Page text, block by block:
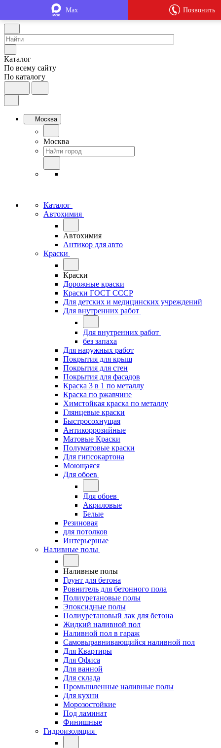
Каталог
По всему сайту
По каталогу
Москва
Москва
Каталог
Автохимия
Автохимия
Антикор для авто
Краски
Краски
Дорожные краски
Краски ГОСТ СССР
Для детских и медицинских учреждений
Для внутренних работ
Для внутренних работ
без запаха
Для наружных работ
Покрытия для крыш
Покрытия для стен
Покрытия для фасадов
Краска 3 в 1 по металлу
Краска по ржавчине
Химстойкая краска по металлу
Глянцевые краски
Быстросохнущая
Антикоррозийные
Матовые Краски
Полуматовые краски
Для гипсокартона
Моющаяся
Для обоев
Для обоев
Акриловые
Белые
Резиновая
для потолков
Интерьерные
Наливные полы
Наливные полы
Грунт для бетона
Ровнитель для бетонного пола
Полиуретановые полы
Эпоксидные полы
Полиуретановый лак для бетона
Жидкий наливной пол
Наливной пол в гараж
Самовыравнивающийся наливной пол
Для Квартиры
Для Офиса
Для ванной
Для склада
Промышленные наливные полы
Для кухни
Морозостойкие
Под ламинат
Финишные
Гидроизоляция
Max Позвонить